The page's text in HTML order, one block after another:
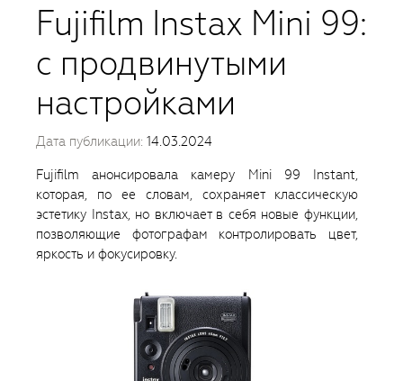
Fujifilm Instax Mini 99:
с продвинутыми
настройками
Дата публикации: 14.03.2024
Fujifilm анонсировала камеру Mini 99 Instant,
которая, по ее словам, сохраняет классическую
эстетику Instax, но включает в себя новые функции,
позволяющие фотографам контролировать цвет,
яркость и фокусировку.